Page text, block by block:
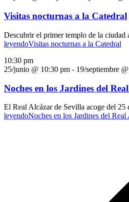
Visitas nocturnas a la Catedral
Descubrir el primer templo de la ciudad
leyendoVisitas nocturnas a la Catedral
10:30 pm
25/junio @ 10:30 pm - 19/septiembre
Noches en los Jardines del
El Real Alcázar de Sevilla acoge del 25
leyendoNoches en los Jardines del